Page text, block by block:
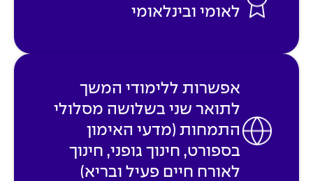
לאומי ובינלאומי
אפשרות ללימודי המשך
לתואר שני בשלושה מסלולי
התמחות (מדעי האימון
בספורט, חינוך גופני, חינוך
לאורח חיים פעיל ובריא)